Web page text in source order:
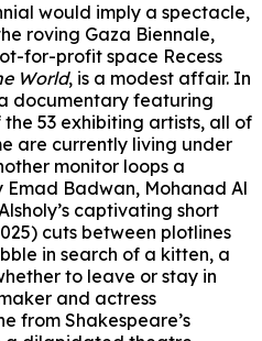
would imply a spectacle,
roving Gaza Biennale,
for-profit space Recess
World, is a modest affair. In
documentary featuring
53 exhibiting artists, all of
are currently living under
monitor loops a
Badwan, Mohanad Al
captivating short
cuts between plotlines
in search of a kitten, a
to leave or stay in
and actress
from Shakespeare’s